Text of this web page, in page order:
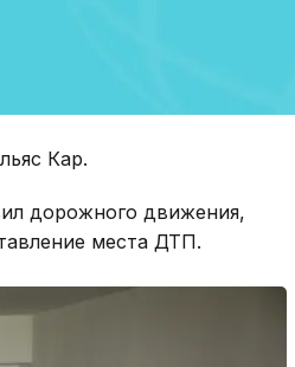
Кар.
дорожного движения,
места ДТП.